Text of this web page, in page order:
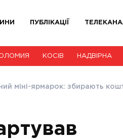
ПУБЛІКАЦІЇ
КОСІВ НАДВІРНА
міні-ярмарок: збирають